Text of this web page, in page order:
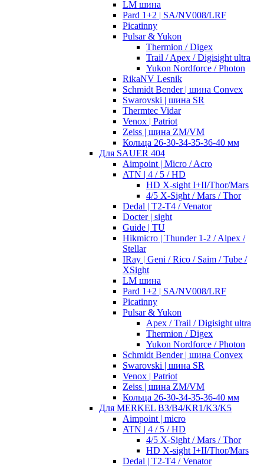
LM шина
Pard 1+2 | SA/NV008/LRF
Picatinny
Pulsar & Yukon
Thermion / Digex
Trail / Apex / Digisight ultra
Yukon Nordforce / Photon
RikaNV Lesnik
Schmidt Bender | шина Convex
Swarovski | шина SR
Thermtec Vidar
Venox | Patriot
Zeiss | шина ZM/VM
Кольца 26-30-34-35-36-40 мм
Для SAUER 404
Aimpoint | Micro / Acro
ATN | 4 / 5 / HD
HD X-sight I+II/Thor/Mars
4/5 X-Sight / Mars / Thor
Dedal | T2-T4 / Venator
Docter | sight
Guide | TU
Hikmicro | Thunder 1-2 / Alpex /
Stellar
IRay | Geni / Rico / Saim / Tube /
XSight
LM шина
Pard 1+2 | SA/NV008/LRF
Picatinny
Pulsar & Yukon
Apex / Trail / Digisight ultra
Thermion / Digex
Yukon Nordforce / Photon
Schmidt Bender | шина Convex
Swarovski | шина SR
Venox | Patriot
Zeiss | шина ZM/VM
Кольца 26-30-34-35-36-40 мм
Для MERKEL B3/B4/KR1/K3/K5
Aimpoint | micro
ATN | 4 / 5 / HD
4/5 X-Sight / Mars / Thor
HD X-sight I+II/Thor/Mars
Dedal | T2-T4 / Venator